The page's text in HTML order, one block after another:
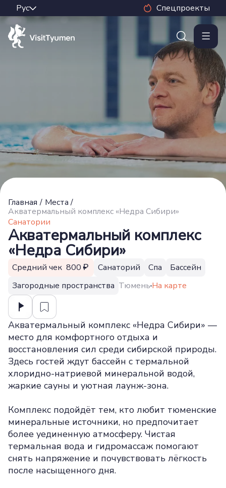
Спецпроекты
Главная / Места /
Акватермальный комплекс «Недра Сибири»
Санатории
Акватермальный комплекс
«Недра Сибири»
Средний чек 800 Санаторий Спа
Бассейн
Загородные пространства Тюмень На карте
Акватермальный комплекс «Недра Сибири» —
место для комфортного отдыха и
восстановления сил среди сибирской природы.
Здесь гостей ждут бассейн с термальной
хлоридно-натриевой минеральной водой,
жаркие сауны и уютная лаунж-зона.
Комплекс подойдёт тем, кто любит тюменские
минеральные источники, но предпочитает
более уединенную атмосферу. Чистая
термальная вода и гидромассаж помогают
снять напряжение и почувствовать лёгкость
после насыщенного дня.